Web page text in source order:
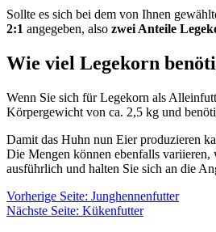
Sollte es sich bei dem von Ihnen
2:1 angegeben, also zwei Anteile
Wie viel Legekorn
Wenn Sie sich für Legekorn als
Körpergewicht von ca. 2,5 kg und
Damit das Huhn nun Eier produzieren
Die Mengen können ebenfalls variieren,
ausführlich und halten Sie sich an die
Vorherige Seite: Junghennenfutter
Nächste Seite: Kükenfutter